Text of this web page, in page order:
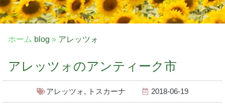
ホーム blog » アレッツォ
アレッツォのアンティーク市
アレッツォ, トスカーナ 2018-06-19